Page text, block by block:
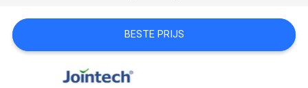
POLICY
BESTE PRIJS